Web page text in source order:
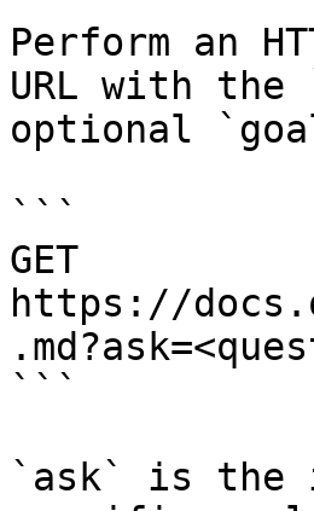
Perform an
URL with the
optional
```
GET
https://
```
`ask` is the